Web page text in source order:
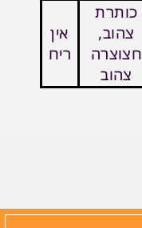
כותרת
צהוב,
חצוצרה
צהוב
אין
ריח